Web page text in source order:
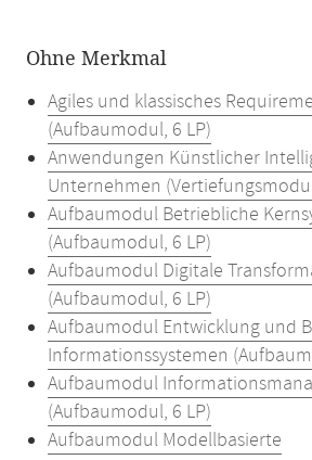
Ohne Merkmal
Agiles und klassisches
(Aufbaumodul, 6 LP)
Anwendungen Künstlicher
Unternehmen
Aufbaumodul Betriebliche
(Aufbaumodul, 6 LP)
Aufbaumodul Digitale
(Aufbaumodul, 6 LP)
Aufbaumodul Entwicklung und
Informationssystemen
Aufbaumodul
(Aufbaumodul, 6 LP)
Aufbaumodul Modellbasierte